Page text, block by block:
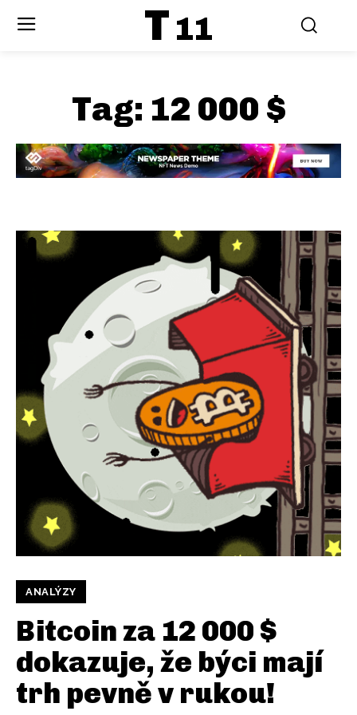
T 11
Tag: 12 000 $
ANALÝZY
Bitcoin za 12 000 $
dokazuje, že býci mají
trh pevně v rukou!